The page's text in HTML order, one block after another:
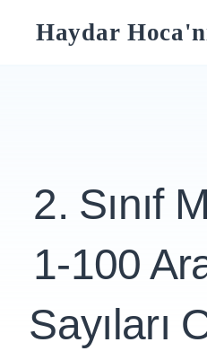
Haydar
2. Sınıf
1-100
Sayıları